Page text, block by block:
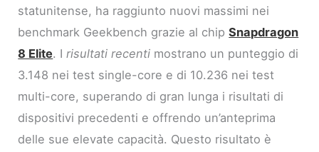
statunitense, ha raggiunto nuovi massimi nei
benchmark Geekbench grazie al chipSnapdragon
8 Elite. Irisultati recenti mostrano un punteggio di
3.148 nei test single-core e di 10.236 nei test
multi-core, superando di gran lunga i risultati di
dispositivi precedenti e offrendo un’anteprima
delle sue elevate capacità. Questo risultato è